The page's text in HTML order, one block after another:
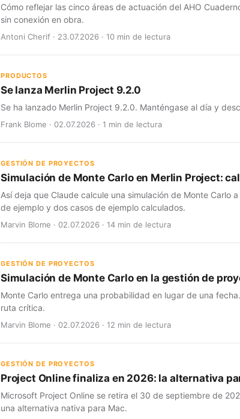
Cómo reflejar las cinco áreas de actuación del AHO
sin conexión en obra.
Antoni Cherif · 23.07.2026 · 10 min de lectura
PRODUCTOS
Se lanza Merlin Project 9.2.0
Se ha lanzado Merlin Project 9.2.0. Manténgase al día y
Frank Blome · 02.07.2026 · 1 min de lectura
GESTIÓN DE PROYECTOS
Simulación de Monte Carlo en Merlin Project:
Así deja que Claude calcule una simulación de Monte
de ejemplo y dos casos de ejemplo calculados.
Marvin Blome · 02.07.2026 · 14 min de lectura
GESTIÓN DE PROYECTOS
Simulación de Monte Carlo en la gestión de
Monte Carlo entrega una probabilidad en lugar de una
ruta crítica.
Marvin Blome · 02.07.2026 · 12 min de lectura
GESTIÓN DE PROYECTOS
Project Online finaliza en 2026: la alternativa
Microsoft Project Online se retira el 30 de septiembre de
una alternativa nativa para Mac.